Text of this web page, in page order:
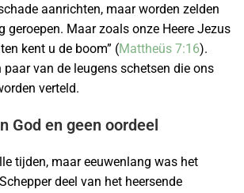
aanrichten, maar worden zelden
geroepen. Maar zoals onze Heere Jezus
kent u de boom” (Mattheüs 7:16).
paar van de leugens schetsen die ons
verteld.
God en geen oordeel
tijden, maar eeuwenlang was het
deel van het heersende